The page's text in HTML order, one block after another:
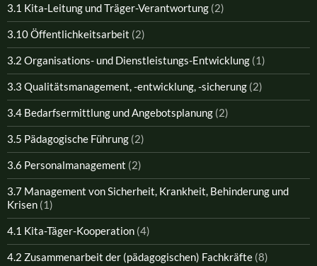
3.1 Kita-Leitung und Träger-Verantwortung (2)
3.10 Öffentlichkeitsarbeit (2)
3.2 Organisations- und Dienstleistungs-Entwicklung (1)
3.3 Qualitätsmanagement, -entwicklung, -sicherung (2)
3.4 Bedarfsermittlung und Angebotsplanung (2)
3.5 Pädagogische Führung (2)
3.6 Personalmanagement (2)
3.7 Management von Sicherheit, Krankheit, Behinderung und
Krisen (1)
4.1 Kita-Täger-Kooperation (4)
4.2 Zusammenarbeit der (pädagogischen) Fachkräfte (8)